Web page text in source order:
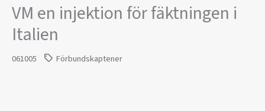
VM en injektion för fäktningen i
Italien
061005 Förbundskaptener